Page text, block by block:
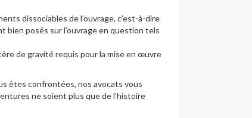
dissociables de l’ouvrage, c’est-à-dire
bien posés sur l’ouvrage en question tels
de gravité requis pour la mise en œuvre
êtes confrontées, nos avocats vous
ne soient plus que de l’histoire